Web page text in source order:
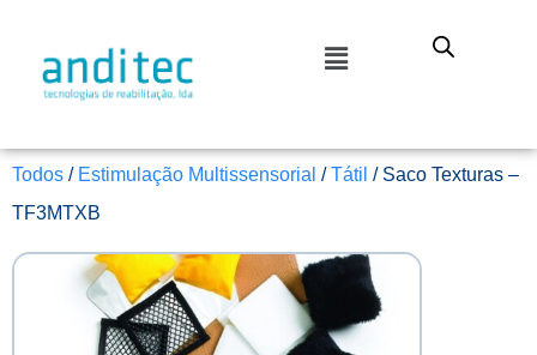
Todos / Estimulação Multissensorial /Tátil / Saco Texturas –
TF3MTXB